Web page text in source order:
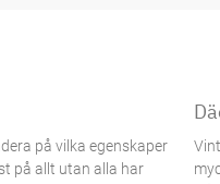
på vilka egenskaper
på allt utan alla har